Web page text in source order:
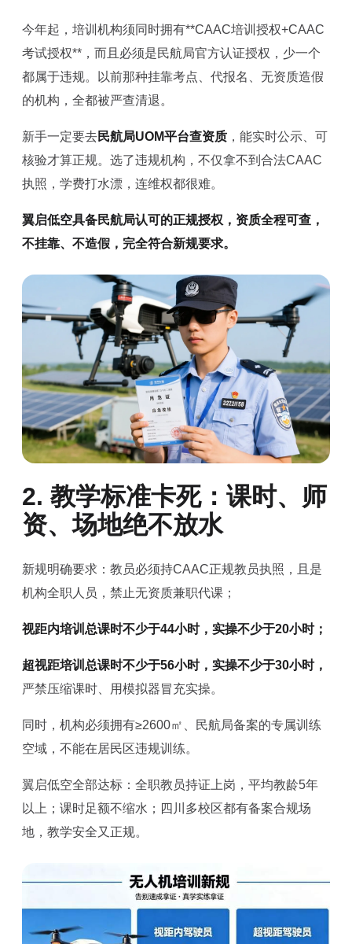
今年起，培训机构须同时拥有**CAAC培训授权+CAAC
考试授权**，而且必须是民航局官方认证授权，少一个
都属于违规。以前那种挂靠考点、代报名、无资质造假
的机构，全都被严查清退。
新手一定要去民航局UOM平台查资质 ，能实时公示、可
核验才算正规。选了违规机构，不仅拿不到合法CAAC
执照，学费打水漂，连维权都很难。
翼启低空具备民航局认可的正规授权，资质全程可查，
不挂靠、不造假，完全符合新规要求。
2. 教学标准卡死：课时、师
资、场地绝不放水
新规明确要求：教员必须持CAAC正规教员执照，且是
机构全职人员，禁止无资质兼职代课；
视距内培训总课时不少于44小时，实操不少于20小时；
超视距培训总课时不少于56小时，实操不少于30小时，
严禁压缩课时、用模拟器冒充实操。
同时，机构必须拥有≥2600㎡、民航局备案的专属训练
空域，不能在居民区违规训练。
翼启低空全部达标：全职教员持证上岗，平均教龄5年
以上；课时足额不缩水；四川多校区都有备案合规场
地，教学安全又正规。